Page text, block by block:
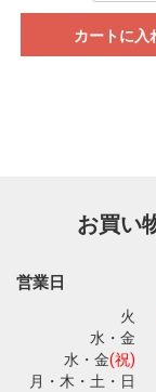
カートに入
お買い
営業日
火
水・金
水・金(祝)
月・木・土・日